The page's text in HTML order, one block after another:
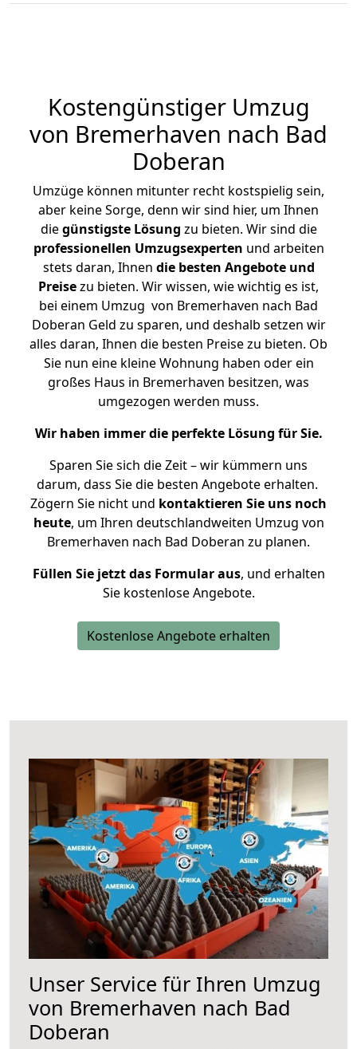
Kostengünstiger Umzug
von Bremerhaven nach Bad
Doberan
Umzüge können mitunter recht kostspielig sein,
aber keine Sorge, denn wir sind hier, um Ihnen
diegünstigste Lösung zu bieten. Wir sind die
professionellen Umzugsexperten und arbeiten
stets daran, Ihnen die besten Angebote und
Preisezu bieten. Wir wissen, wie wichtig es ist,
bei einem Umzug von Bremerhaven nach Bad
Doberan Geld zu sparen, und deshalb setzen wir
alles daran, Ihnen die besten Preise zu bieten. Ob
Sie nun eine kleine Wohnung haben oder ein
großes Haus in Bremerhaven besitzen, was
umgezogen werden muss.
Wir haben immer die perfekte Lösung für Sie.
Sparen Sie sich die Zeit – wir kümmern uns
darum, dass Sie die besten Angebote erhalten.
Zögern Sie nicht und kontaktieren Sie uns noch
heute, um Ihren deutschlandweiten Umzug von
Bremerhaven nach Bad Doberan zu planen.
Füllen Sie jetzt das Formular aus, und erhalten
Sie kostenlose Angebote.
Kostenlose Angebote erhalten
Unser Service für Ihren Umzug
von Bremerhaven nach Bad
Doberan